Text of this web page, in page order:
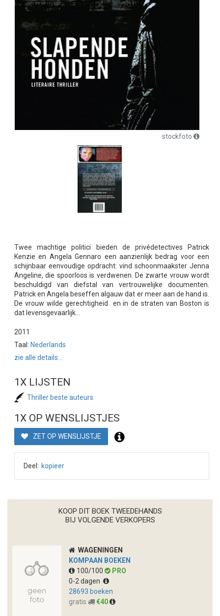
stockfoto
Twee machtige politici bieden de privédetectives Patrick
Kenzie en Angela Gennaro een aanzienlijk bedrag voor een
schijnbaar eenvoudige opdracht: vind schoonmaakster Jenna
Angeline, die spoorloos is verdwenen. De zwarte vrouw wordt
beschuldigd van diefstal van vertrouwelijke documenten.
Patrick en Angela beseffen algauw dat er meer aan de hand is.
De vrouw wilde gerechtigheid  en in de straten van Boston is
dat levensgevaarlijk...
2011
Taal: Nederlands
zie alle details...
1X LIJSTEN
Thriller beste auteurs
1X OP WENSLIJSTJES
ZET OP WENSLIJSTJE
Deel: kopieer
KOOP DIT BOEK TWEEDEHANDS
BIJ VOLGENDE VERKOPERS
WAGENINGEN
KOMPAAN BOEKEN
100/100
PRO
0-2 dagen
28693 boeken
gratis
€40